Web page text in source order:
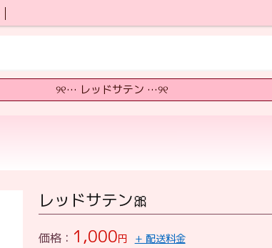
୨୧… レッドサテン …୨୧
レッドサテン🎀
価格： 1,000円 + 配送料金